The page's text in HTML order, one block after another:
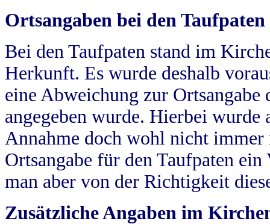
Ortsangaben bei den Taufpaten
Bei den Taufpaten stand im
Herkunft. Es wurde deshalb
eine Abweichung zur
angegeben wurde. Hierbei wurde
Annahme doch wohl nicht
Ortsangabe für den Taufpaten
man aber von der Richtigkeit
Zusätzliche Angaben im